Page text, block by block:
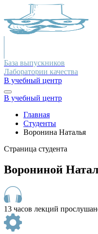
База выпускников
Лаборатории качества
В учебный центр
В учебный центр
Главная
Студенты
Воронина Наталья
Страница студента
Ворониной
13 часов лекций